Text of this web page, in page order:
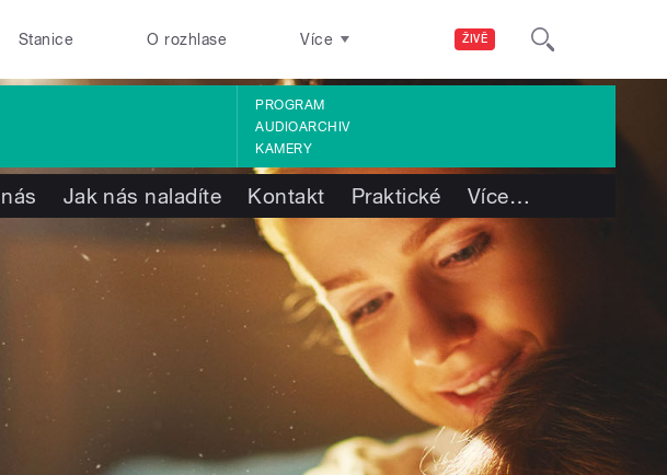
ŽIVĚ
Stanice O rozhlase Více
PROGRAM
AUDIOARCHIV
KAMERY
Jak nás naladíte Kontakt Praktické Více…